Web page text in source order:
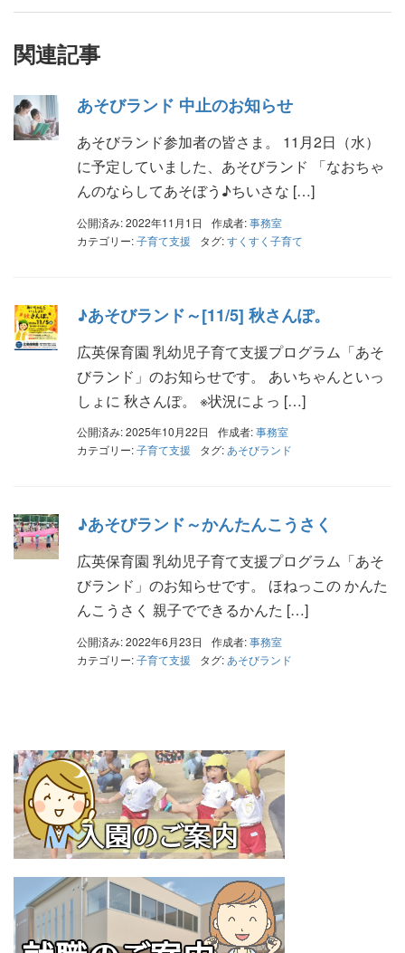
関連記事
あそびランド 中止のお知らせ
あそびランド参加者の皆さま。 11月2日（水）
に予定していました、あそびランド 「なおちゃ
んのならしてあそぼう♪ちいさな […]
公開済み: 2022年11月1日 作成者:事務室
カテゴリー:子育て支援 タグ:すくすく子育て
♪あそびランド～[11/5] 秋さんぽ。
広英保育園 乳幼児子育て支援プログラム「あそ
びランド」のお知らせです。 あいちゃんといっ
しょに 秋さんぽ。 ※状況によっ […]
公開済み: 2025年10月22日 作成者:事務室
カテゴリー:子育て支援 タグ: あそびランド
♪あそびランド～かんたんこうさく
広英保育園 乳幼児子育て支援プログラム「あそ
びランド」のお知らせです。 ほねっこの かんた
んこうさく 親子でできるかんた […]
公開済み: 2022年6月23日 作成者:事務室
カテゴリー:子育て支援 タグ: あそびランド